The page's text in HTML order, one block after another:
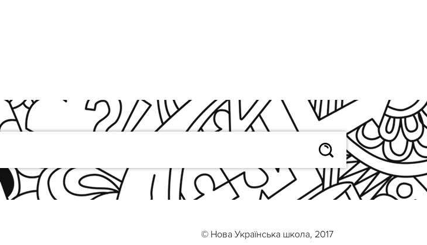
© Нова Українська школа, 2017